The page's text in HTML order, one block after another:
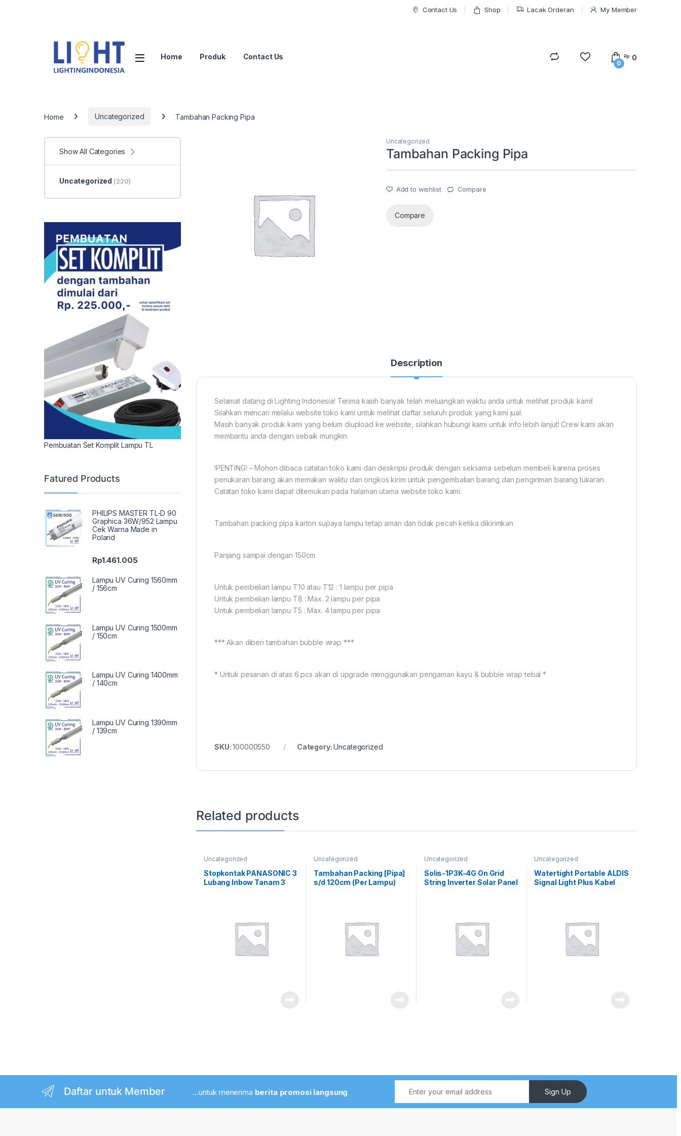
Contact Us Shop Lacak Orderan My Member
Home Produk Contact Us
0
Rp 0
Home Uncategorized Tambahan Packing Pipa
Uncategorized
Tambahan Packing Pipa
Add to wishlist Compare
Compare
Description
Selamat datang di Lighting Indonesia! Terima kasih banyak telah meluangkan waktu anda untuk melihat produk kami!
Silahkan mencari melalui website toko kami untuk melihat daftar seluruh produk yang kami jual.
Masih banyak produk kami yang belum diupload ke website, silahkan hubungi kami untuk info lebih lanjut! Crew kami akan
membantu anda dengan sebaik mungkin.
!PENTING! – Mohon dibaca catatan toko kami dan deskripsi produk dengan seksama sebelum membeli karena proses
penukaran barang akan memakan waktu dan ongkos kirim untuk pengembalian barang dan pengiriman barang tukaran.
Catatan toko kami dapat ditemukan pada halaman utama website toko kami.
Tambahan packing pipa karton supaya lampu tetap aman dan tidak pecah ketika dikirimkan
Panjang sampai dengan 150cm
Untuk pembelian lampu T10 atau T12 : 1 lampu per pipa
Untuk pembelian lampu T8 : Max. 2 lampu per pipa
Untuk pembelian lampu T5 : Max. 4 lampu per pipa
*** Akan diberi tambahan bubble wrap ***
* Untuk pesanan di atas 6 pcs akan di upgrade menggunakan pengaman kayu & bubble wrap tebal *
SKU:100000550 Category:Uncategorized
Related products
Uncategorized
Stopkontak PANASONIC 3
Lubang Inbow Tanam 3
Uncategorized
Tambahan Packing [Pipa]
s/d 120cm (Per Lampu)
Uncategorized
Solis-1P3K-4G On Grid
String Inverter Solar Panel
Uncategorized
Watertight Portable ALDIS
Signal Light Plus Kabel
Show All Categories
Uncategorized (220)
Pembuatan Set Komplit Lampu TL
Fatured Products
PHILIPS MASTER TL-D 90
Graphica 36W/952 Lampu
Cek Warna Made in
Poland
Rp1.461.005
Lampu UV Curing 1560mm
/ 156cm
Lampu UV Curing 1500mm
/ 150cm
Lampu UV Curing 1400mm
/ 140cm
Lampu UV Curing 1390mm
/ 139cm
Daftar untuk Member ...untuk menerima berita promosi langsung Sign Up